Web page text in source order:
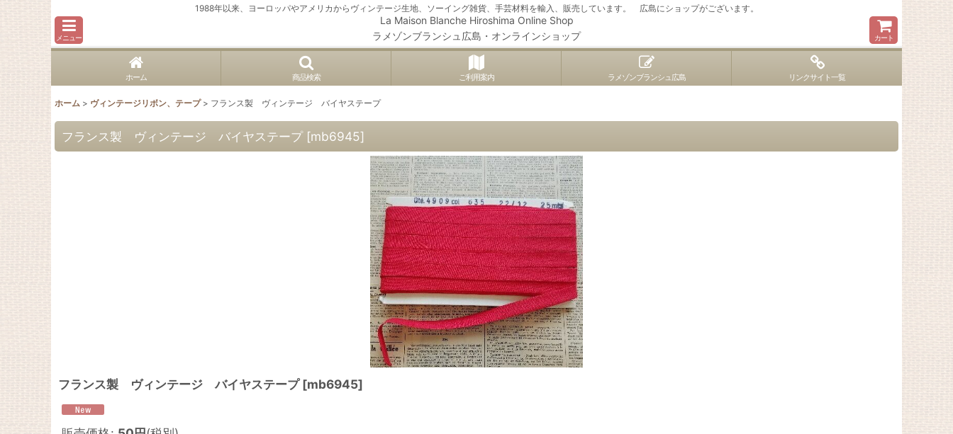
1988年以来、ヨーロッパやアメリカからヴィンテージ生地、ソーイング雑貨、手芸材料を輸入、販売しています。 広島にショップがございます。
メニュー
La Maison Blanche Hiroshima Online Shop
ラメゾンブランシュ広島・オンラインショップ
カート
ホーム 商品検索 ご利用案内 ラメゾンブランシュ広島 リンクサイト一覧
ホーム > ヴィンテージリボン、テープ > フランス製 ヴィンテージ バイヤステープ
フランス製 ヴィンテージ バイヤステープ [mb6945]
フランス製 ヴィンテージ バイヤステープ [mb6945]